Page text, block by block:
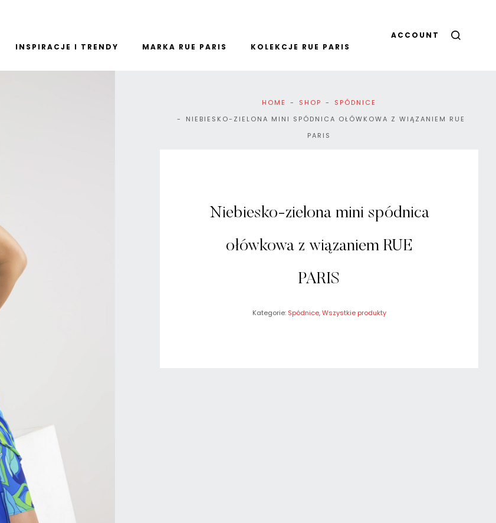
INSPIRACJE I TRENDY MARKA RUE PARIS KOLEKCJE RUE PARIS
ACCOUNT
HOME SHOP
SPÓDNICE
NIEBIESKO-ZIELONA MINI SPÓDNICA OŁÓWKOWA Z WIĄZANIEM RUE
PARIS
Niebiesko-zielona mini spódnica
ołówkowa z wiązaniem RUE
PARIS
Kategorie: Spódnice,Wszystkie produkty